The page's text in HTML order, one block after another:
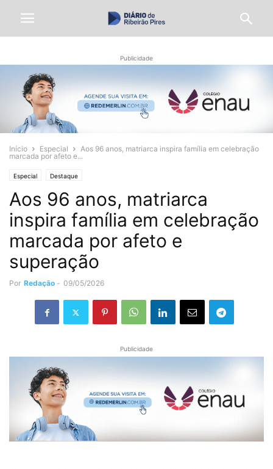
Publicidade
Início Especial
Aos 96 anos, matriarca inspira família em celebração
marcada por afeto e...
Especial Destaque
Aos 96 anos, matriarca
inspira família em celebração
marcada por afeto e
superação
Por Redação - 09/05/2026
Publicidade